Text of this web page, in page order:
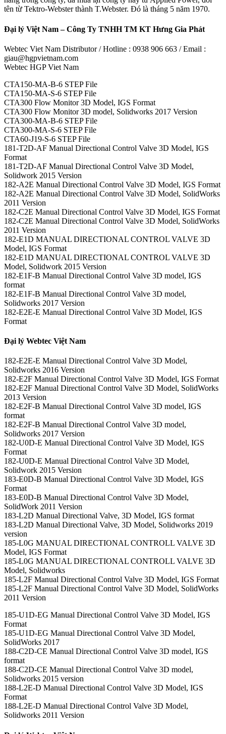
tên từ Tektro-Webster thành T.Webster. Đó là tháng 5 năm 1970.
Đại lý Việt Nam – Công Ty TNHH TM KT Hưng Gia Phát
Webtec Viet Nam Distributor / Hotline : 0938 906 663 / Email :
giau@hgpvietnam.com
Webtec HGP Viet Nam
CTA150-MA-B-6 STEP File
CTA150-MA-S-6 STEP File
CTA300 Flow Monitor 3D Model, IGS Format
CTA300 Flow Monitor 3D model, Solidworks 2017 Version
CTA300-MA-B-6 STEP File
CTA300-MA-S-6 STEP File
CTA60-J19-S-6 STEP File
181-T2D-AF Manual Directional Control Valve 3D Model, IGS
Format
181-T2D-AF Manual Directional Control Valve 3D Model,
Solidwork 2015 Version
182-A2E Manual Directional Control Valve 3D Model, IGS Format
182-A2E Manual Directional Control Valve 3D Model, SolidWorks
2011 Version
182-C2E Manual Directional Control Valve 3D Model, IGS Format
182-C2E Manual Directional Control Valve 3D Model, SolidWorks
2011 Version
182-E1D MANUAL DIRECTIONAL CONTROL VALVE 3D
Model, IGS Format
182-E1D MANUAL DIRECTIONAL CONTROL VALVE 3D
Model, Solidwork 2015 Version
182-E1F-B Manual Directional Control Valve 3D model, IGS
format
182-E1F-B Manual Directional Control Valve 3D model,
Solidworks 2017 Version
182-E2E-E Manual Directional Control Valve 3D Model, IGS
Format
Đại lý Webtec Việt Nam
182-E2E-E Manual Directional Control Valve 3D Model,
Solidworks 2016 Version
182-E2F Manual Directional Control Valve 3D Model, IGS Format
182-E2F Manual Directional Control Valve 3D Model, SolidWorks
2013 Version
182-E2F-B Manual Directional Control Valve 3D model, IGS
format
182-E2F-B Manual Directional Control Valve 3D model,
Solidworks 2017 Version
182-U0D-E Manual Directional Control Valve 3D Model, IGS
Format
182-U0D-E Manual Directional Control Valve 3D Model,
Solidwork 2015 Version
183-E0D-B Manual Directional Control Valve 3D Model, IGS
Format
183-E0D-B Manual Directional Control Valve 3D Model,
SolidWork 2011 Version
183-L2D Manual Directional Valve, 3D Model, IGS format
183-L2D Manual Directional Valve, 3D Model, Solidworks 2019
version
185-L0G MANUAL DIRECTIONAL CONTROLL VALVE 3D
Model, IGS Format
185-L0G MANUAL DIRECTIONAL CONTROLL VALVE 3D
Model, Solidworks
185-L2F Manual Directional Control Valve 3D Model, IGS Format
185-L2F Manual Directional Control Valve 3D Model, SolidWorks
2011 Version
185-U1D-EG Manual Directional Control Valve 3D Model, IGS
Format
185-U1D-EG Manual Directional Control Valve 3D Model,
SolidWorks 2017
188-C2D-CE Manual Directional Control Valve 3D model, IGS
format
188-C2D-CE Manual Directional Control Valve 3D model,
Solidworks 2015 version
188-L2E-D Manual Directional Control Valve 3D Model, IGS
Format
188-L2E-D Manual Directional Control Valve 3D Model,
Solidworks 2011 Version